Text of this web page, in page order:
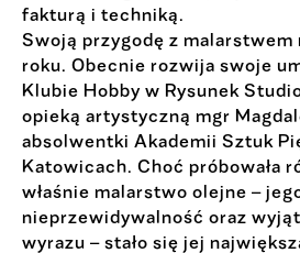
fakturą i techniką.
Swoją przygodę z malarstwem
roku. Obecnie rozwija swoje
Klubie Hobby w Rysunek
opieką artystyczną mgr
absolwentki Akademii Sztuk
Katowicach. Choć próbowała
właśnie malarstwo olejne –
nieprzewidywalność oraz
wyrazu – stało się jej